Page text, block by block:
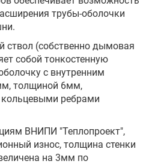
трубы-оболочки
ствол (собственно дымовая
собой тонкостенную
с внутренним
толщиной 6мм,
кольцевыми ребрами
ВНИПИ "Теплопроект",
износ, толщина стенки
на 3мм по